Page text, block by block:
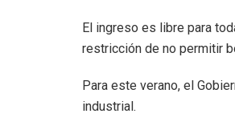
El ingreso es libre para
restricción de no permitir
Para este verano, el
industrial.